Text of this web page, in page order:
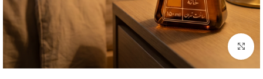
بزرگنمایی تصویر